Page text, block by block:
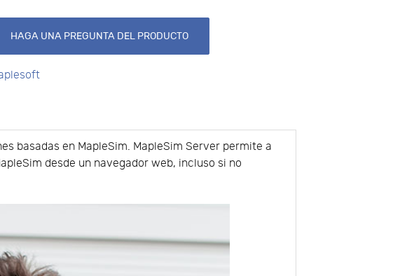
HAGA UNA PREGUNTA DEL PRODUCTO
basadas en MapleSim. MapleSim Server permite a
desde un navegador web, incluso si no